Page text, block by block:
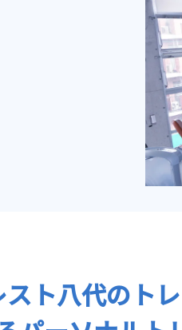
スト八代の ト